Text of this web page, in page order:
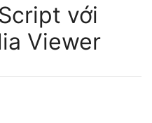
với
Viewer